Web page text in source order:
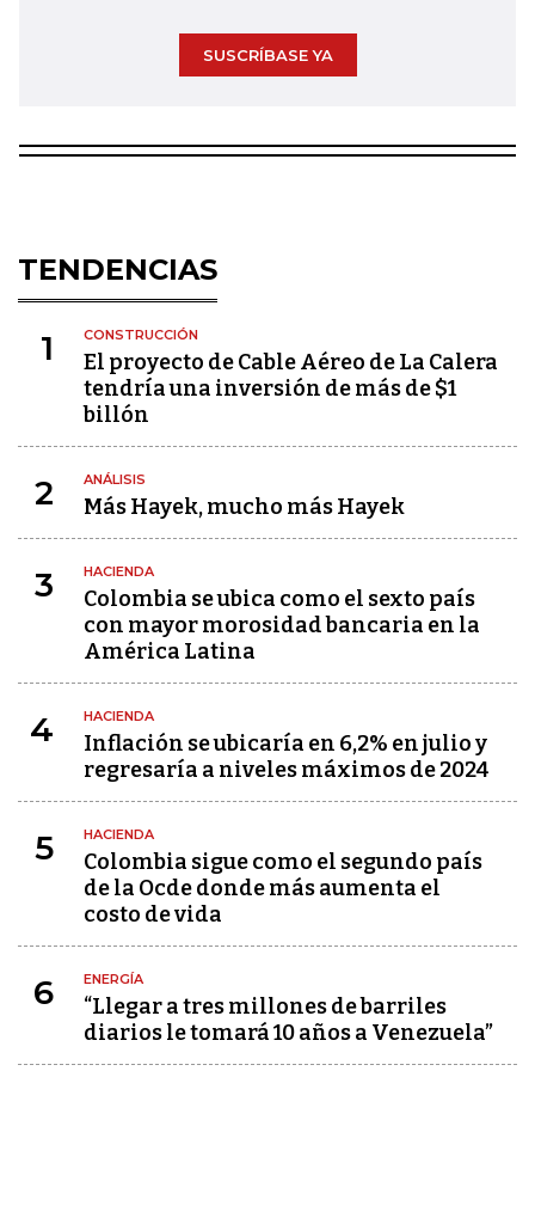
SUSCRÍBASE YA
TENDENCIAS
1 CONSTRUCCIÓN
El proyecto de Cable Aéreo de La Calera
tendría una inversión de más de $1
billón
2 ANÁLISIS
Más Hayek, mucho más Hayek
3 HACIENDA
Colombia se ubica como el sexto país
con mayor morosidad bancaria en la
América Latina
4 HACIENDA
Inflación se ubicaría en 6,2% en julio y
regresaría a niveles máximos de 2024
5 HACIENDA
Colombia sigue como el segundo país
de la Ocde donde más aumenta el
costo de vida
6 ENERGÍA
“Llegar a tres millones de barriles
diarios le tomará 10 años a Venezuela”